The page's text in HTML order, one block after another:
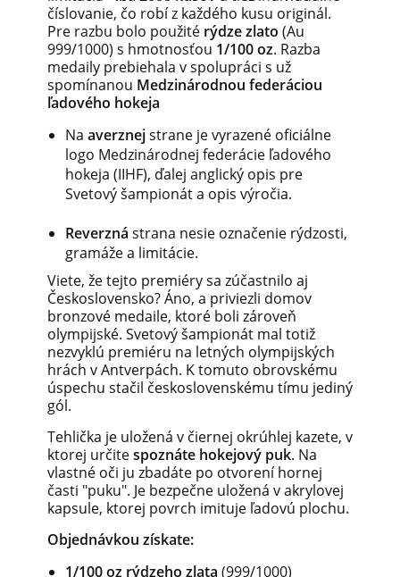
číslovanie, čo robí z každého kusu originál.
Pre razbu bolo použité rýdzezlato (Au
999/1000) s hmotnosťou 1/100 oz. Razba
medaily prebiehala v spolupráci s už
spomínanou Medzinárodnou federáciou
ľadového hokeja
Na averznejstrane je vyrazené oficiálne
logo Medzinárodnej federácie ľadového
hokeja (IIHF), ďalej anglický opis pre
Svetovýšampionáta opis výročia.
Reverzná strana nesie označenie rýdzosti,
gramážea limitácie.
Viete, žetejto premiérysa zúčastnilo aj
Československo?Áno, a priviezli domov
bronzové medaile, ktoré boli zároveň
olympijské. Svetovýšampionát mal totiž
nezvyklú premiéru na letných olympijských
hrách vAntverpách. K tomuto obrovskému
úspechu stačil československému tímu jediný
gól.
Tehlička je uložená v čiernej okrúhlej kazete, v
ktorej určitespoznáte hokejový puk. Na
vlastné oči ju zbadáte po otvorení hornej
časti "puku". Je bezpečne uložená vakrylovej
kapsule, ktorej povrch imituje ľadovú plochu.
Objednávkou získate:
1/100 oz rýdzeho zlata (999/1000)